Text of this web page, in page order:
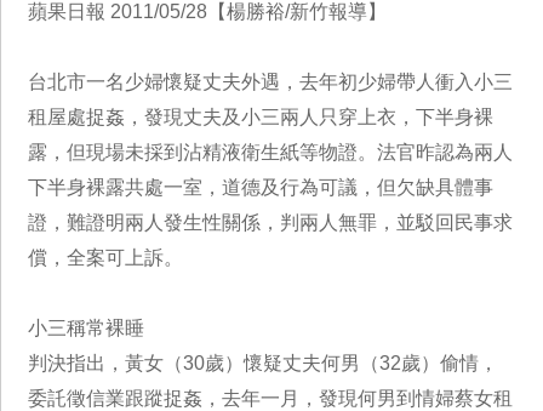
蘋果日報 2011/05/28【楊勝裕/新竹報導】
台北市一名少婦懷疑丈夫外遇，去年初少婦帶人衝入小三
租屋處捉姦，發現丈夫及小三兩人只穿上衣，下半身裸
露，但現場未採到沾精液衛生紙等物證。法官昨認為兩人
下半身裸露共處一室，道德及行為可議，但欠缺具體事
證，難證明兩人發生性關係，判兩人無罪，並駁回民事求
償，全案可上訴。
小三稱常裸睡
判決指出，黃女（30歲）懷疑丈夫何男（32歲）偷情，
委託徵信業跟蹤捉姦，去年一月，發現何男到情婦蔡女租